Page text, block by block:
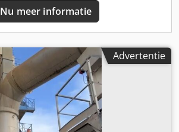
Nu meer informatie
Advertentie